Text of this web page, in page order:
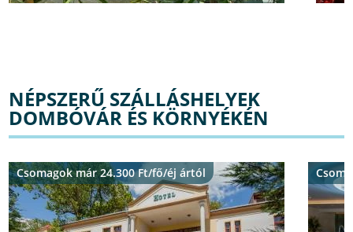
NÉPSZERŰ SZÁLLÁSHELYEK
DOMBÓVÁR ÉS KÖRNYÉKÉN
Csomagok már 24.300 Ft/fő/éj ártól